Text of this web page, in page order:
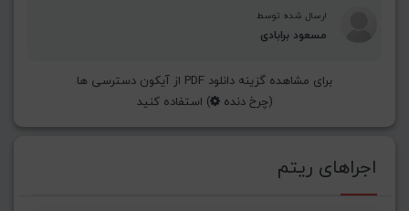
ارسال شده توسط
مسعود برابادی
برای مشاهده گزینه دانلود PDF از آیکون دسترسی ها
(چرخ دنده ) استفاده کنید
اجراهای ریتم